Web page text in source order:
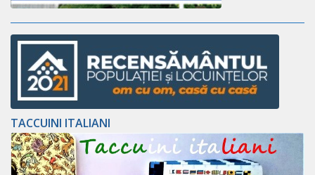
TACCUINI ITALIANI